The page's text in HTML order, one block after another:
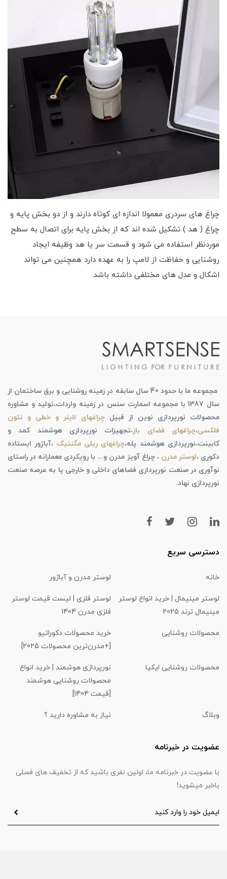
چراغ های سردری معمولا اندازه ای کوتاه دارند و از دو بخش پایه و
چراغ ( هد ) تشکیل شده اند که از بخش پایه برای اتصال به سطح
موردنظر استفاده می شود و قسمت سر یا هد وظیفه ایجاد
روشنایی و حفاظت از لامپ را به عهده دارد همچنین می تواند
اشکال و مدل های مختلفی داشته باشد.
مجموعه ما با حدود 40 سال سابقه در زمینه روشنایی و برق ساختمان از
سال 1387 با مجموعه اسمارت سنس در زمینه واردات،تولید و مشاوره
محصولات نورپردازی نوین از قبیلچراغهای لاینر و خطی و نئون
فلکسی،چراغهای فضای باز،تجهیزات نورپردازی هوشمند کمد و
کابینت،نورپردازی هوشمند پله،چراغهای ریلی مگنتیک ،آباژور ایستاده
دکوری ،لوستر مدرن ، چراغ آویز مدرن و... با رویکردی معمارانه در راستای
نوآوری در صنعت نورپردازی فضاهای داخلی و خارجی پا به عرصه صنعت
نورپردازی نهاد.
دسترسی سریع
خانه لوستر مدرن و آباژور
لوستر مینیمال | خرید انواع لوستر
مینیمال ترند 2025
لوستر فلزی | لیست قیمت لوستر
فلزی مدرن 1404
محصولات روشنایی
خرید محصولات دکوراتیو
[+مدرن‌ترین محصولات 2025]
محصولات روشنایی ایکیا
نورپردازی هوشمند | خرید انواع
محصولات روشنایی هوشمند
[قیمت 1404]
وبلاگ نیاز به مشاوره دارید ؟
عضویت در خبرنامه
با عضویت در خبرنامه ما، اولین نفری باشید که از تخفیف های فصلی
باخبر میشوید!